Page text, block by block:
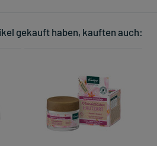
gekauft haben, kauften auch: